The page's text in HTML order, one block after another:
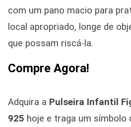
com um pano macio para
local apropriado, longe de
que possam riscá-la.
Compre Agora!
Adquira a Pulseira Infantil
925 hoje e traga um